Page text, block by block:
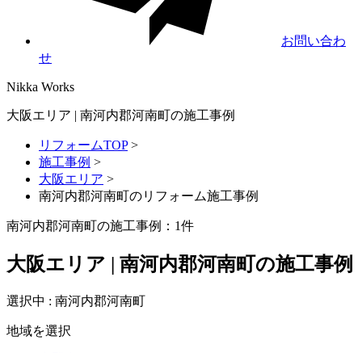
お問い合わ
せ
Nikka Works
大阪エリア | 南河内郡河南町の施工事例
リフォームTOP>
施工事例 >
大阪エリア >
南河内郡河南町のリフォーム施工事例
南河内郡河南町の施工事例： 1件
大阪エリア | 南河内郡河南町の施工事例
選択中 : 南河内郡河南町
地域を選択